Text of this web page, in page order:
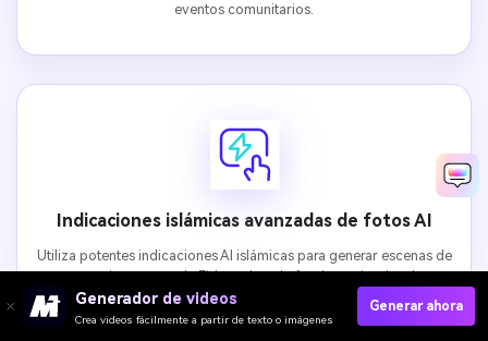
eventos comunitarios.
Indicaciones islámicas avanzadas de fotos AI
Utiliza potentes indicaciones AI islámicas para generar escenas de
mezquitas, cenas de Eid, noches de faroles y visuales de
celebraciones espirituales.
Generador de videos
Crea videos fácilmente a partir de texto o imágenes
Generar ahora